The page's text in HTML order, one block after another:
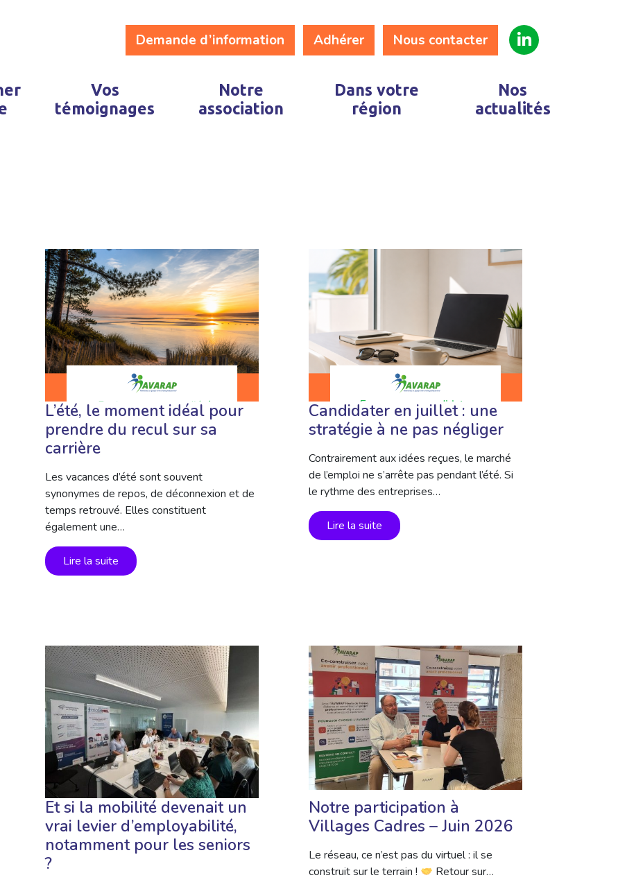
Demande d’information Adhérer Nous contacter
Vos
témoignages
Notre
association
Dans votre
région
Nos
actualités
L’été, le moment idéal pour
prendre du recul sur sa
carrière
Les vacances d’été sont souvent
synonymes de repos, de déconnexion et de
temps retrouvé. Elles constituent
également une…
Lire la suite
Candidater en juillet : une
stratégie à ne pas négliger
Contrairement aux idées reçues, le marché
de l’emploi ne s’arrête pas pendant l’été. Si
le rythme des entreprises…
Lire la suite
Et si la mobilité devenait un
vrai levier d’employabilité,
notamment pour les seniors
?
Notre participation à
Villages Cadres – Juin 2026
Le réseau, ce n’est pas du virtuel : il se
construit sur le terrain !
Retour sur…